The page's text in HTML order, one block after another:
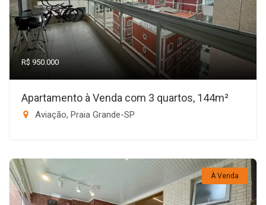
R$ 950.000
Apartamento à Venda com 3 quartos, 144m²
Aviação, Praia Grande-SP
À Venda